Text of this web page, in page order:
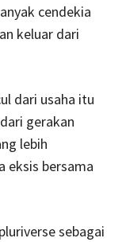
cendekia
keluar dari
dari usaha itu
gerakan
lebih
eksis bersama
sebagai